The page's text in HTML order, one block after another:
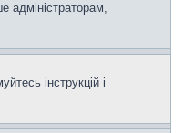
адміністраторам,
інструкцій і